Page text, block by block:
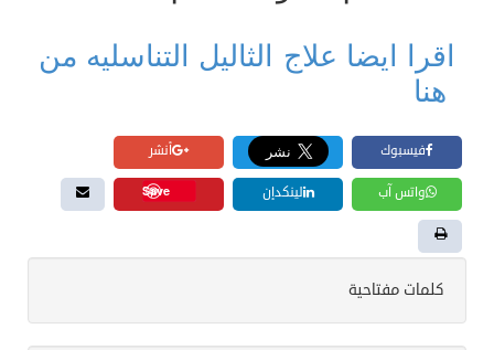
اقرا ايضا علاج الثاليل التناسليه من
فيسبوك أنشر
واتس آب لينكدإن Save
كلمات مفتاحية